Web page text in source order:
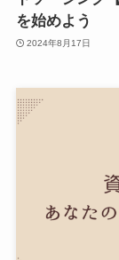
を始めよう
2024年8月17日